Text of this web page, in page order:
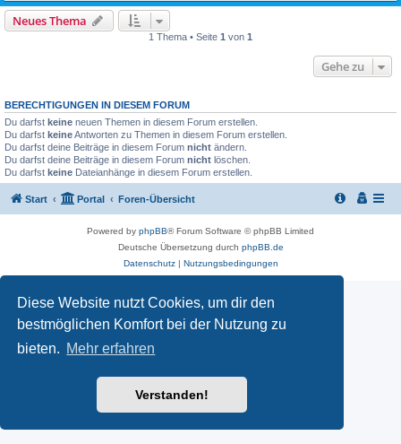
Diese Website nutzt Cookies, um dir den
bestmöglichen Komfort bei der Nutzung zu
bieten. Mehr erfahren
Verstanden!
Neues Thema
1 Thema • Seite 1 von 1
Gehe zu
BERECHTIGUNGEN IN DIESEM FORUM
Du darfst keine neuen Themen in diesem Forum erstellen.
Du darfst keineAntworten zu Themen in diesem Forum erstellen.
Du darfst deine Beiträge in diesem Forum nicht ändern.
Du darfst deine Beiträge in diesem Forum nicht löschen.
Du darfst keine Dateianhänge in diesem Forum erstellen.
Start Portal Foren-Übersicht
Powered by phpBB® Forum Software © phpBB Limited
Deutsche Übersetzung durch phpBB.de
Datenschutz| Nutzungsbedingungen